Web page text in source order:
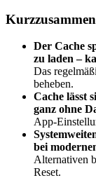
Der Cache
zu laden –
Das
beheben.
Cache lässt
ganz ohne
App-
bei
Alternativen
Reset.